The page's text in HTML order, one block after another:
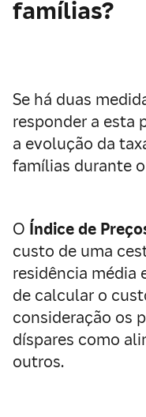
famílias?
Se há duas
responder a esta
a evolução da
famílias durante
O Índice de
custo de uma
residência média
de calcular o
consideração os
díspares como
outros.